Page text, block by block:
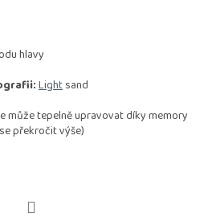
hlavy
Lightsand
může tepelně upravovat díky memory
překročit výše)